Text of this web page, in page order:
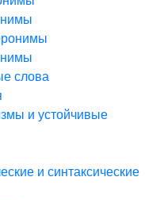
слова
и устойчивые
и синтаксические